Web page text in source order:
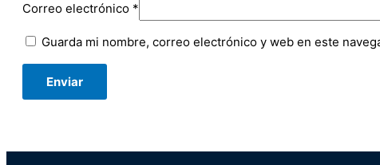
Correo electrónico *
Guarda mi nombre, correo electrónico y web en este